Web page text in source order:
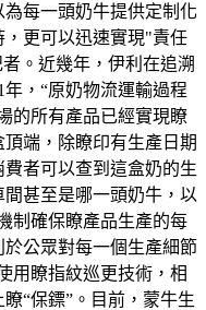
每一頭奶牛提供定制化
更可以迅速實現"責任
。近幾年，伊利在追溯
，“原奶物流運輸過程
的所有產品已經實現瞭
端，除瞭印有生產日期
者可以查到這盒奶的生
甚至是哪一頭奶牛，以
制確保瞭產品生產的每
公眾對每一個生產細節
用瞭指紋巡更技術，相
“保鏢”。目前，蒙牛生